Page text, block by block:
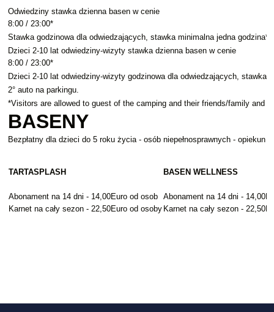
Odwiedziny stawka dzienna basen w cenie
8:00 / 23:00*
Stawka godzinowa dla odwiedzających, stawka minimalna jedna godzina*
Dzieci 2-10 lat odwiedziny-wizyty stawka dzienna basen w cenie
8:00 / 23:00*
Dzieci 2-10 lat odwiedziny-wizyty godzinowa dla odwiedzających, stawka
2° auto na parkingu.
*Visitors are allowed to guest of the camping and their friends/family and
BASENY
Bezpłatny dla dzieci do 5 roku życia - osób niepełnosprawnych -
TARTASPLASH
Abonament na 14 dni - 14,00Euro od osob
Karnet na cały sezon - 22,50Euro od osoby
BASEN WELLNESS
Abonament na 14 dni -
Karnet na cały sezon -